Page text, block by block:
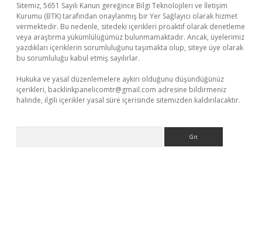
Sitemiz, 5651 Sayılı Kanun gereğince Bilgi Teknolojileri ve İletişim
Kurumu (BTK) tarafından onaylanmış bir Yer Sağlayıcı olarak hizmet
vermektedir. Bu nedenle, sitedeki içerikleri proaktif olarak denetleme
veya araştırma yükümlülüğümüz bulunmamaktadır. Ancak, üyelerimiz
yazdıkları içeriklerin sorumluluğunu taşımakta olup, siteye üye olarak
bu sorumluluğu kabul etmiş sayılırlar.
Hukuka ve yasal düzenlemelere aykırı olduğunu düşündüğünüz
içerikleri, backlinkpanelicomtr@gmail.com adresine bildirmeniz
halinde, ilgili içerikler yasal süre içerisinde sitemizden kaldırılacaktır.